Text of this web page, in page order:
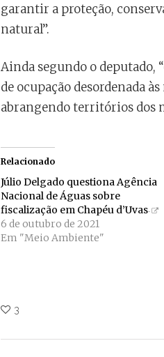
garantir a proteção,
natural”.
Ainda segundo o deputado,
de ocupação desordenada
abrangendo territórios dos
Relacionado
Júlio Delgado questiona Agência
Nacional de Águas sobre
fiscalização em Chapéu d’Uvas
6 de outubro de 2021
Em "Meio Ambiente"
3